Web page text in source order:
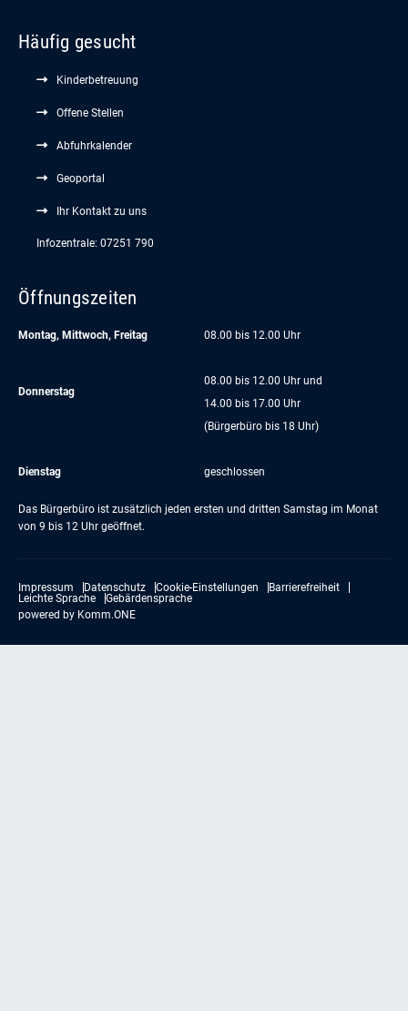
Häufig gesucht
Kinderbetreuung
Offene Stellen
Abfuhrkalender
Geoportal
Ihr Kontakt zu uns
Infozentrale: 07251 790
Öffnungszeiten
Montag, Mittwoch, Freitag 08.00 bis 12.00 Uhr
Donnerstag
08.00 bis 12.00 Uhr und
14.00 bis 17.00 Uhr
(Bürgerbüro bis 18 Uhr)
Dienstag geschlossen
Das Bürgerbüro ist zusätzlich jeden ersten und dritten Samstag im Monat
von 9 bis 12 Uhr geöffnet.
Impressum Datenschutz Cookie-Einstellungen
Barrierefreiheit
Leichte Sprache
Gebärdensprache
powered by Komm.ONE